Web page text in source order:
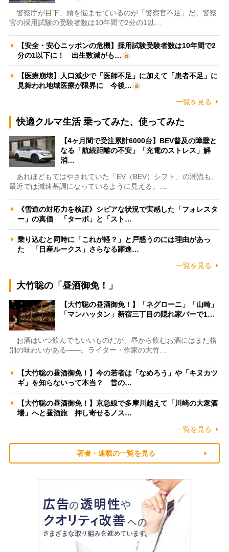
警察庁が目下、頭を悩ませているのが「警察官不足」だ。警察
官の採用試験の受験者数は10年間で2分の1以…
【安全・安心ニッポンの危機】採用試験受験者数は10年間で2
分の1以下に！ 出生数減がも…
【医療崩壊】人口減少で「医師不足」に加えて「患者不足」に
見舞われ地域医療が限界に 今後…
一覧を見る
快適クルマ生活 乗ってみた、使ってみた
【4ヶ月間で受注累計6000台】BEV普及の障壁と
なる「航続距離の不安」「充電のストレス」解
消…
あれほどもてはやされていた「EV（BEV）シフト」の潮流も、
最近では減速基調になっているように見える。…
《雪道の対応力を検証》シビアな状況で実感した「フォレスタ
ー」の真価 「ターボ」と「スト…
乗り込むと同時に「これが軽？」と戸惑うのには理由があっ
た 「日産ルークス」さらなる躍進…
一覧を見る
大竹聡の「昼酒御免！」
【大竹聡の昼酒御免！】「ネグローニ」「山崎」
「マンハッタン」新宿三丁目の隠れ家バーで1…
お酒はいつ飲んでもいいものだが、昼から飲むお酒にはまた格
別の味わいがある――。ライター・作家の大竹…
【大竹聡の昼酒御免！】今の若者は「なめろう」や「キヌカツ
ギ」を知らないって本当？ 昔の…
【大竹聡の昼酒御免！】京急線で多摩川越えて「川崎の大衆酒
場」へと昼酒旅 押し寄せるノス…
一覧を見る
著者・連載の一覧を見る